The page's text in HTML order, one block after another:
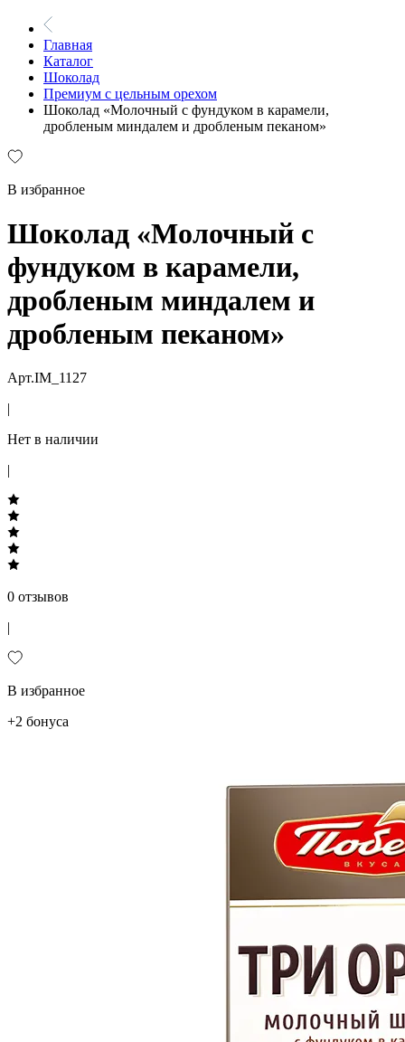
Главная
Каталог
Шоколад
Премиум с цельным орехом
Шоколад «Молочный с фундуком в карамели,
дробленым миндалем и дробленым пеканом»
В избранное
Шоколад «Молочный с
фундуком в карамели,
дробленым миндалем и
дробленым пеканом»
Арт.IM_1127
|
Нет в наличии
|
0 отзывов
|
В избранное
+2 бонуса